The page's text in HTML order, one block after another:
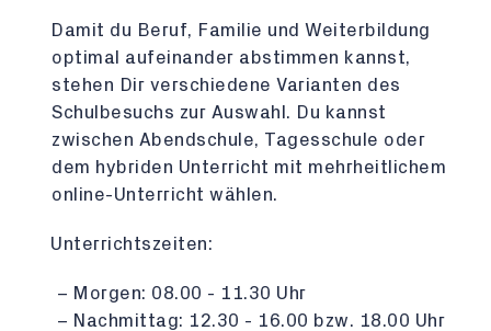
Damit du Beruf, Familie und Weiterbildung
optimal aufeinander abstimmen kannst,
stehen Dir verschiedene Varianten des
Schulbesuchs zur Auswahl. Du kannst
zwischen Abendschule, Tagesschule oder
dem hybriden Unterricht mit mehrheitlichem
online-Unterricht wählen.
Unterrichtszeiten:
Morgen: 08.00 - 11.30 Uhr
Nachmittag: 12.30 - 16.00 bzw. 18.00 Uhr